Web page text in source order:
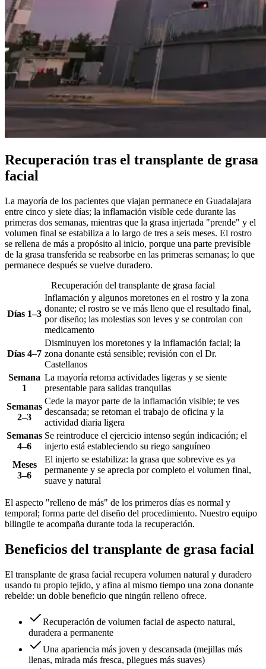
Recuperación tras el transplante de grasa
facial
La mayoría de los pacientes que viajan permanece en Guadalajara
entre cinco y siete días; la inflamación visible cede durante las
primeras dos semanas, mientras que la grasa injertada "prende" y el
volumen final se estabiliza a lo largo de tres a seis meses. El rostro
se rellena de más a propósito al inicio, porque una parte previsible
de la grasa transferida se reabsorbe en las primeras semanas; lo que
permanece después se vuelve duradero.
Recuperación del transplante de grasa facial
Días 1–3
Inflamación y algunos moretones en el rostro y la zona
donante; el rostro se ve más lleno que el resultado final,
por diseño; las molestias son leves y se controlan con
medicamento
Días 4–7
Disminuyen los moretones y la inflamación facial; la
zona donante está sensible; revisión con el Dr.
Castellanos
Semana
1
La mayoría retoma actividades ligeras y se siente
presentable para salidas tranquilas
Semanas
2–3
Cede la mayor parte de la inflamación visible; te ves
descansada; se retoman el trabajo de oficina y la
actividad diaria ligera
Semanas
4–6
Se reintroduce el ejercicio intenso según indicación; el
injerto está estableciendo su riego sanguíneo
Meses
3–6
El injerto se estabiliza: la grasa que sobrevive es ya
permanente y se aprecia por completo el volumen final,
suave y natural
El aspecto "relleno de más" de los primeros días es normal y
temporal; forma parte del diseño del procedimiento. Nuestro equipo
bilingüe te acompaña durante toda la recuperación.
Beneficios del transplante de grasa facial
El transplante de grasa facial recupera volumen natural y duradero
usando tu propio tejido, y afina al mismo tiempo una zona donante
rebelde: un doble beneficio que ningún relleno ofrece.
Recuperación de volumen facial de aspecto natural,
duradera a permanente
Una apariencia más joven y descansada (mejillas más
llenas, mirada más fresca, pliegues más suaves)